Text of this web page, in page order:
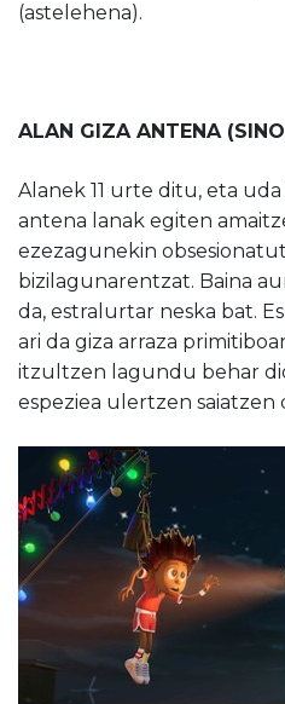
(astelehena).
ALAN GIZA ANTENA
Alanek 11 urte ditu, eta
antena lanak egiten
ezezagunekin
bizilagunarentzat. Baina
da, estralurtar neska bat.
ari da giza arraza
itzultzen lagundu behar
espeziea ulertzen saiatzen